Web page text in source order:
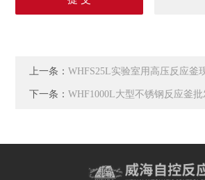
上一条：WHFS25L实验室用高压反应釜
下一条：WHF1000L大型不锈钢反应釜批